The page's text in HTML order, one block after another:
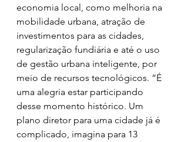
economia local, como melhoria na
mobilidade urbana, atração de
investimentos para as cidades,
regularização fundiária e até o uso
de gestão urbana inteligente, por
meio de recursos tecnológicos. “É
uma alegria estar participando
desse momento histórico. Um
plano diretor para uma cidade já é
complicado, imagina para 13